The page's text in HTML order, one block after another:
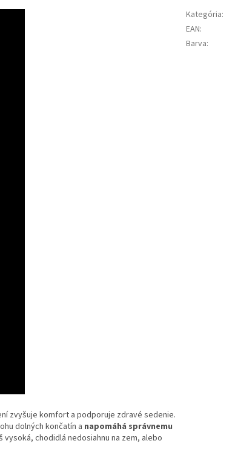
zvyšuje komfort a podporuje zdravé sedenie.
dolných končatín a napomáhá správnemu
chodidlá nedosiahnu na zem, alebo
Kategória:
EAN:
Barva: